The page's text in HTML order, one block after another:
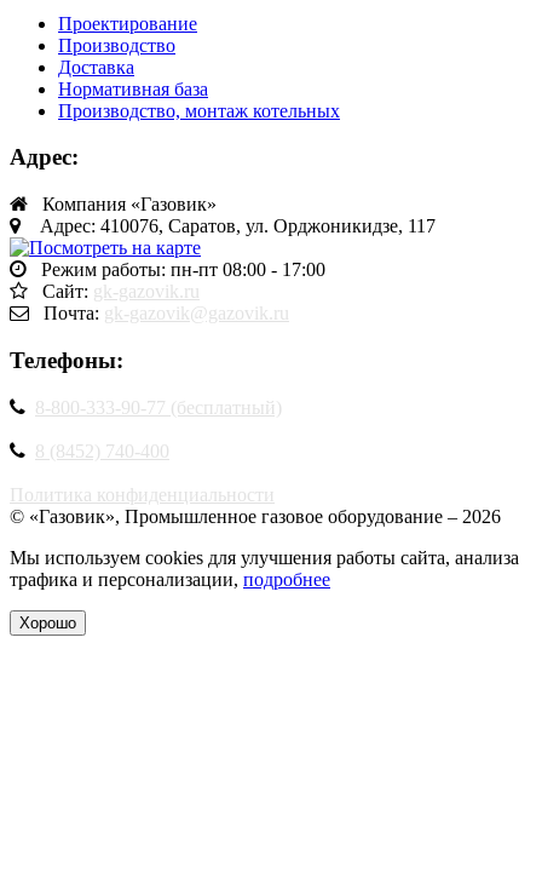
Проектирование
Производство
Доставка
Нормативная база
Производство, монтаж котельных
Адрес:
Компания «Газовик»
Адрес: 410076, Саратов, ул. Орджоникидзе, 117
Режим работы: пн-пт 08:00 - 17:00
Сайт: gk-gazovik.ru
Почта: gk-gazovik@gazovik.ru
Телефоны:
8-800-333-90-77 (бесплатный)
8 (8452) 740-400
Политика конфиденциальности
© «Газовик», Промышленное газовое оборудование – 2026
Мы используем cookies для улучшения работы сайта, анализа
трафика и персонализации, подробнее
Хорошо